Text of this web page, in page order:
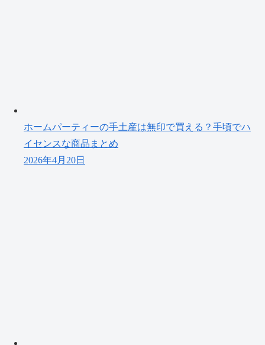
ホームパーティーの手土産は無印で買える？手頃でハ
イセンスな商品まとめ
2026年4月20日